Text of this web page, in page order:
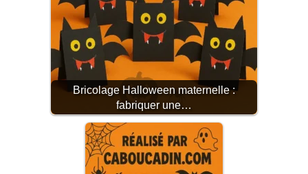
Bricolage Halloween maternelle :
fabriquer une…